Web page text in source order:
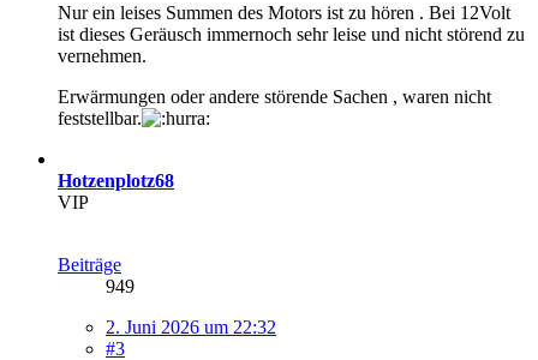
Nur ein leises Summen des Motors ist zu hören . Bei 12Volt
ist dieses Geräusch immernoch sehr leise und nicht störend zu
vernehmen.
Erwärmungen oder andere störende Sachen , waren nicht
feststellbar.
Hotzenplotz68
VIP
Beiträge
949
2. Juni 2026 um 22:32
#3